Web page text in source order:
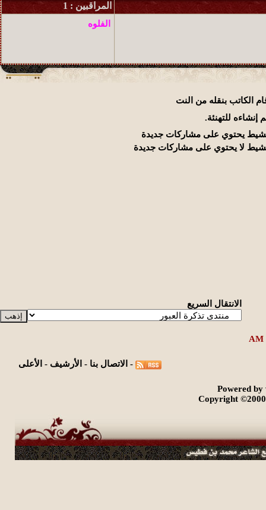
المراقبين : 1
الفلوه
الكاتب بنقله من النت
للتهنئة.
يحتوي على مشاركات جديدة
لا يحتوي على مشاركات جديدة
الانتقال السريع
- الاتصال بنا - الأرشيف - الأعلى
Powered
Copyright